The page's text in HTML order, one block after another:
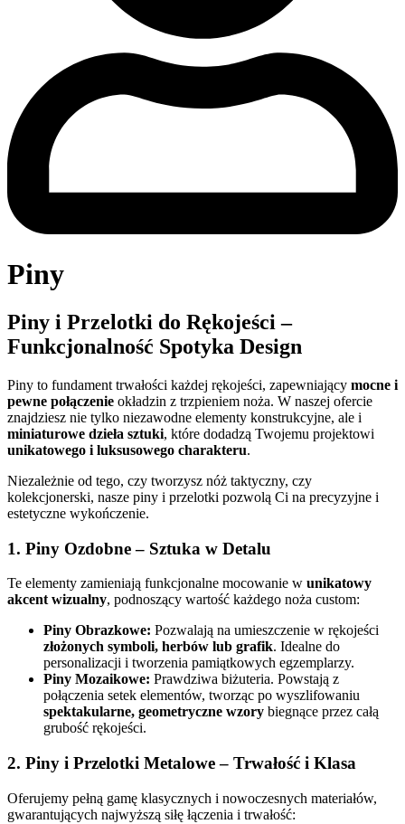
Piny
Piny i Przelotki do Rękojeści –
Funkcjonalność Spotyka Design
Piny to fundament trwałości każdej rękojeści, zapewniający mocne i
pewne połączenie okładzin z trzpieniem noża. W naszej ofercie
znajdziesz nie tylko niezawodne elementy konstrukcyjne, ale i
miniaturowe dzieła sztuki, które dodadzą Twojemu projektowi
unikatowego i luksusowego charakteru.
Niezależnie od tego, czy tworzysz nóż taktyczny, czy
kolekcjonerski, nasze piny i przelotki pozwolą Ci na precyzyjne i
estetyczne wykończenie.
1. Piny Ozdobne – Sztuka w Detalu
Te elementy zamieniają funkcjonalne mocowanie w unikatowy
akcent wizualny, podnoszący wartość każdego noża custom:
Piny Obrazkowe: Pozwalają na umieszczenie w rękojeści
złożonych symboli, herbów lub grafik. Idealne do
personalizacji i tworzenia pamiątkowych egzemplarzy.
Piny Mozaikowe: Prawdziwa biżuteria. Powstają z
połączenia setek elementów, tworząc po wyszlifowaniu
spektakularne, geometryczne wzory biegnące przez całą
grubość rękojeści.
2. Piny i Przelotki Metalowe – Trwałość i Klasa
Oferujemy pełną gamę klasycznych i nowoczesnych materiałów,
gwarantujących najwyższą siłę łączenia i trwałość: